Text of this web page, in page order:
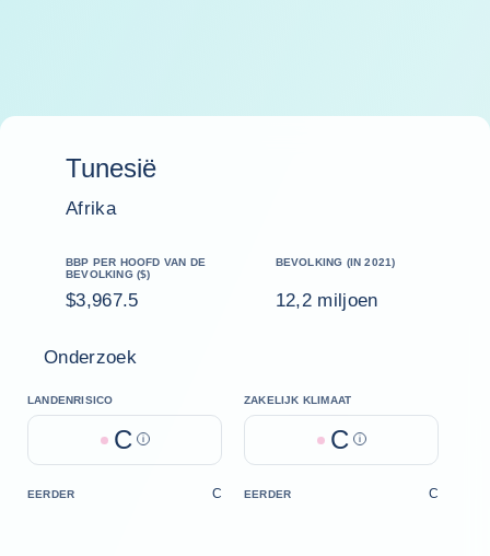
Tunesië
Afrika
BBP PER HOOFD VAN DE
BEVOLKING ($)
$3,967.5
BEVOLKING (IN 2021)
12,2 miljoen
Onderzoek
LANDENRISICO
C Help
ZAKELIJK KLIMAAT
C Help
EERDER C EERDER C